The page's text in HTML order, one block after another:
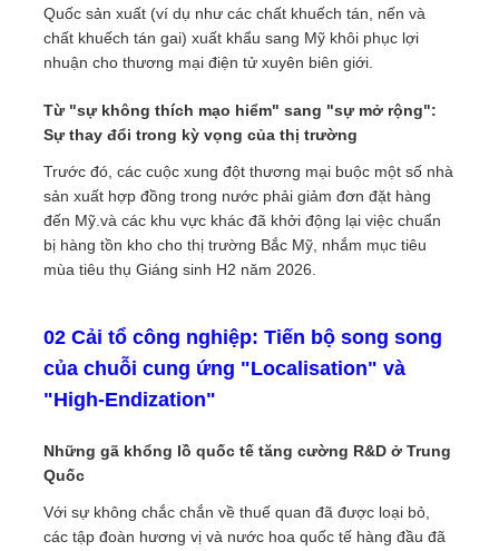
Quốc sản xuất (ví dụ như các chất khuếch tán, nến và
chất khuếch tán gai) xuất khẩu sang Mỹ khôi phục lợi
nhuận cho thương mại điện tử xuyên biên giới.
Từ "sự không thích mạo hiểm" sang "sự mở rộng":
Sự thay đổi trong kỳ vọng của thị trường
Trước đó, các cuộc xung đột thương mại buộc một số nhà
sản xuất hợp đồng trong nước phải giảm đơn đặt hàng
đến Mỹ.và các khu vực khác đã khởi động lại việc chuẩn
bị hàng tồn kho cho thị trường Bắc Mỹ, nhắm mục tiêu
mùa tiêu thụ Giáng sinh H2 năm 2026.
02 Cải tổ công nghiệp: Tiến bộ song song
của chuỗi cung ứng "Localisation" và
"High-Endization"
Những gã khổng lồ quốc tế tăng cường R&D ở Trung
Quốc
Với sự không chắc chắn về thuế quan đã được loại bỏ,
các tập đoàn hương vị và nước hoa quốc tế hàng đầu đã